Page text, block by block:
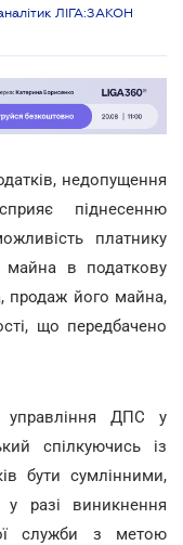
ЛІГА:ЗАКОН
недопущення
піднесенню
платнику
майна в податкову
продаж його майна,
що передбачено
управління ДПС у
спілкуючись із
бути сумлінними,
у разі виникнення
служби з метою